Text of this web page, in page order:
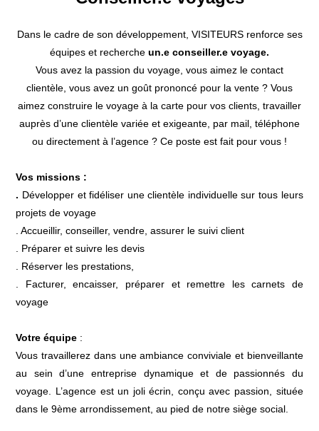
Dans le cadre de son développement, VISITEURS renforce ses
équipes et recherche un.e conseiller.e voyage.
Vous avez la passion du voyage, vous aimez le contact
clientèle, vous avez un goût prononcé pour la vente ? Vous
aimez construire le voyage à la carte pour vos clients, travailler
auprès d’une clientèle variée et exigeante, par mail, téléphone
ou directement à l’agence ? Ce poste est fait pour vous !
Vos missions :
. Développer et fidéliser une clientèle individuelle sur tous leurs
projets de voyage
. Accueillir, conseiller, vendre, assurer le suivi client
. Préparer et suivre les devis
. Réserver les prestations,
. Facturer, encaisser, préparer et remettre les carnets de
voyage
Votre équipe :
Vous travaillerez dans une ambiance conviviale et bienveillante
au sein d’une entreprise dynamique et de passionnés du
voyage. L’agence est un joli écrin, conçu avec passion, située
dans le 9ème arrondissement, au pied de notre siège social.